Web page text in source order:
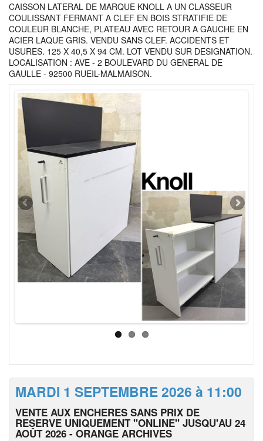
CAISSON LATERAL DE MARQUE KNOLL A UN CLASSEUR
COULISSANT FERMANT A CLEF EN BOIS STRATIFIE DE
COULEUR BLANCHE, PLATEAU AVEC RETOUR A GAUCHE EN
ACIER LAQUE GRIS. VENDU SANS CLEF. ACCIDENTS ET
USURES. 125 X 40,5 X 94 CM. LOT VENDU SUR DESIGNATION.
LOCALISATION : AVE - 2 BOULEVARD DU GENERAL DE
GAULLE - 92500 RUEIL-MALMAISON.
MARDI 1 SEPTEMBRE 2026 à 11:00
VENTE AUX ENCHERES SANS PRIX DE
RESERVE UNIQUEMENT "ONLINE" JUSQU'AU 24
AOÛT 2026 - ORANGE ARCHIVES